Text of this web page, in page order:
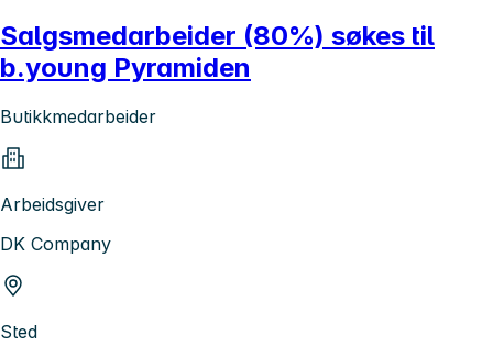
Salgsmedarbeider (80%) søkes til
b.young Pyramiden
Butikkmedarbeider
Arbeidsgiver
DK Company
Sted